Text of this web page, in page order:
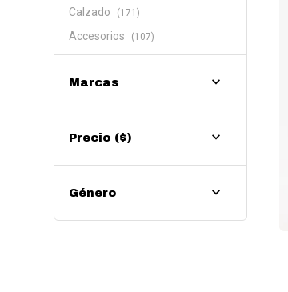
Calzado (171)
Accesorios (107)
Marcas
Precio ($)
Género